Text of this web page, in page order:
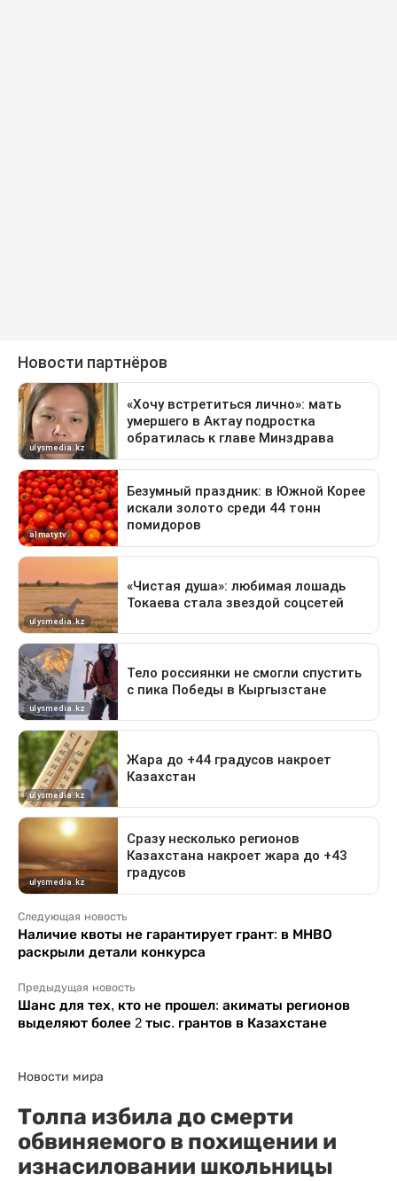
Следующая новость
Наличие квоты не гарантирует грант: в МНВО
раскрыли детали конкурса
Предыдущая новость
Шанс для тех, кто не прошел: акиматы регионов
выделяют более 2 тыс. грантов в Казахстане
Новости мира
Толпа избила до смерти
обвиняемого в похищении и
изнасиловании школьницы